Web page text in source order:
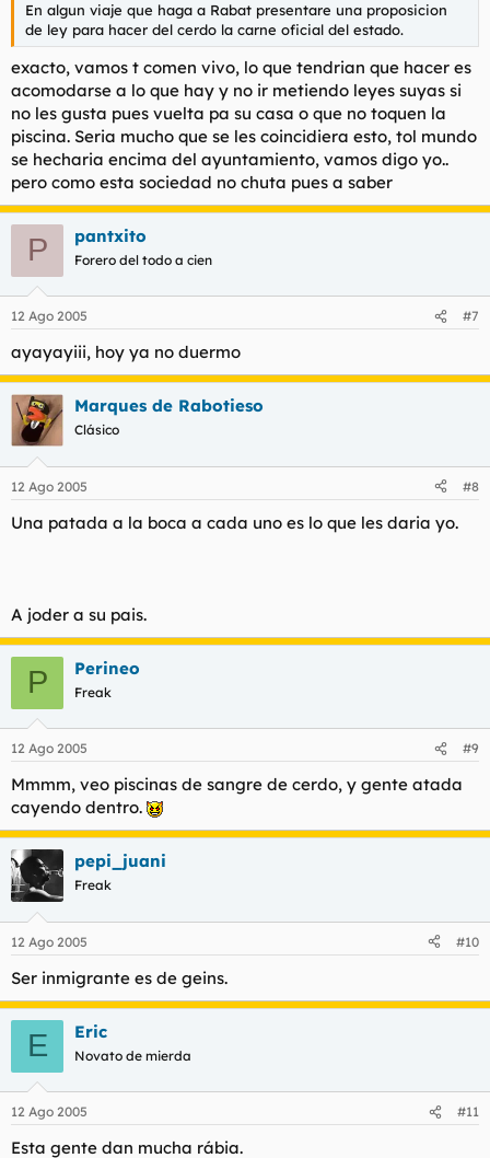
En algun viaje que haga a Rabat presentare una proposicion
de ley para hacer del cerdo la carne oficial del estado.
exacto, vamos t comen vivo, lo que tendrian que hacer es
acomodarse a lo que hay y no ir metiendo leyes suyas si
no les gusta pues vuelta pa su casa o que no toquen la
piscina. Seria mucho que se les coincidiera esto, tol mundo
se hecharia encima del ayuntamiento, vamos digo yo..
pero como esta sociedad no chuta pues a saber
P pantxito
Forero del todo a cien
12 Ago 2005 #7
ayayayiii, hoy ya no duermo
Marques de Rabotieso
Clásico
12 Ago 2005 #8
Una patada a la boca a cada uno es lo que les daria yo.
A joder a su pais.
P Perineo
Freak
12 Ago 2005 #9
Mmmm, veo piscinas de sangre de cerdo, y gente atada
cayendo dentro.
pepi_juani
Freak
12 Ago 2005 #10
Ser inmigrante es de geins.
E Eric
Novato de mierda
12 Ago 2005 #11
Esta gente dan mucha rábia.